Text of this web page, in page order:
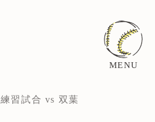
MENU
練習試合 vs 双葉